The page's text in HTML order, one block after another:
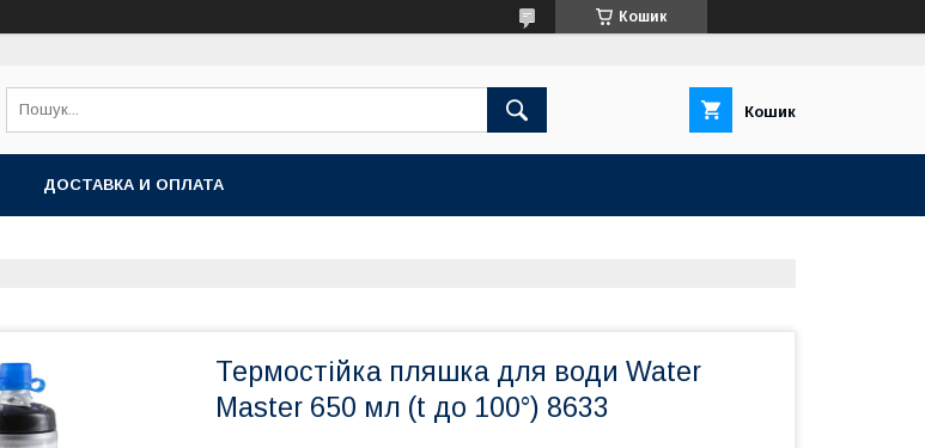
Кошик
Кошик
ДОСТАВКА И ОПЛАТА
Термостійка пляшка для води Water
Master 650 мл (t до 100°) 8633